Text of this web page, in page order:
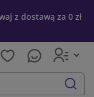
z dostawą za 0 zł
szukaj